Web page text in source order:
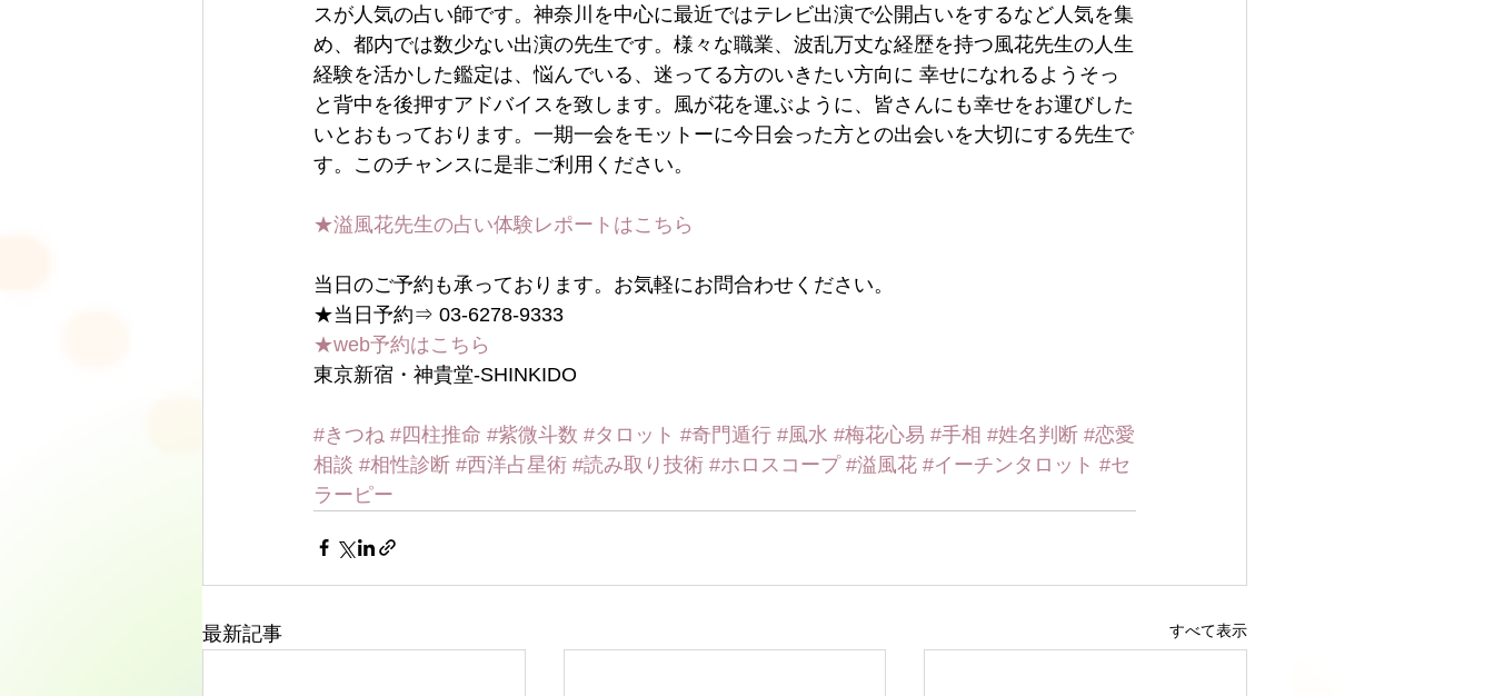
スが人気の占い師です。神奈川を中心に最近ではテレビ出演で公開占いをするなど人気を集
め、都内では数少ない出演の先生です。様々な職業、波乱万丈な経歴を持つ風花先生の人生
経験を活かした鑑定は、悩んでいる、迷ってる方のいきたい方向に 幸せになれるようそっ
と背中を後押すアドバイスを致します。風が花を運ぶように、皆さんにも幸せをお運びした
いとおもっております。一期一会をモットーに今日会った方との出会いを大切にする先生で
す。このチャンスに是非ご利用ください。
★溢風花先生の占い体験レポートはこちら
当日のご予約も承っております。お気軽にお問合わせください。
★当日予約⇒ 03-6278-9333
★web予約はこちら
東京新宿・神貴堂-SHINKIDO
#きつね #四柱推命 #紫微斗数 #タロット #奇門遁行 #風水 #梅花心易 #手相 #姓名判断 #恋愛
相談 #相性診断 #西洋占星術 #読み取り技術 #ホロスコープ #溢風花 #イーチンタロット #セ
ラーピー
最新記事 すべて表示